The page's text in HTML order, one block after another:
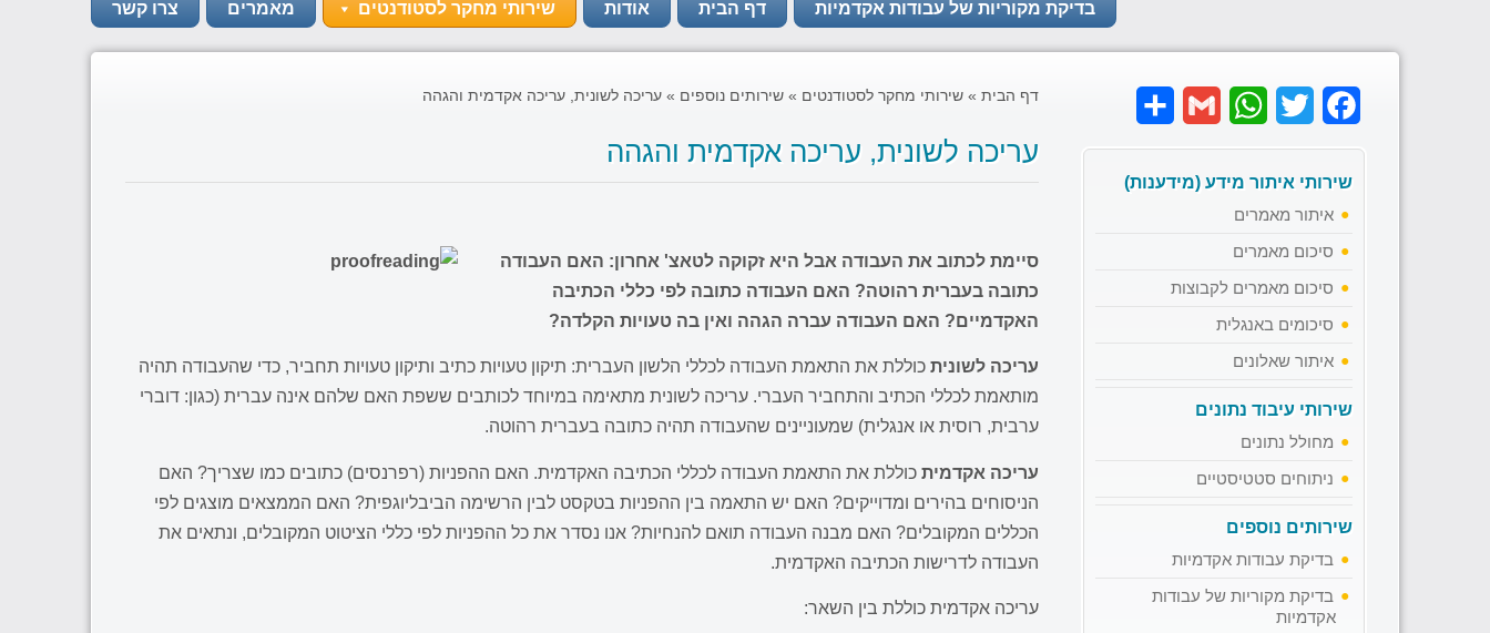
בדיקת מקוריות של עבודות אקדמיות דף הבית אודות שירותי מחקר לסטודנטים מאמרים צרו קשר
Facebook
Twitter
WhatsApp
Gmail
שירותי איתור מידע (מידענות)
איתור מאמרים
סיכום מאמרים
סיכום מאמרים לקבוצות
סיכומים באנגלית
איתור שאלונים
שירותי עיבוד נתונים
מחולל נתונים
ניתוחים סטטיסטיים
שירותים נוספים
בדיקת עבודות אקדמיות
בדיקת מקוריות של עבודות
אקדמיות
דף הבית »שירותי מחקר לסטודנטים »שירותים נוספים »עריכה לשונית, עריכה אקדמית והגהה
עריכה לשונית, עריכה אקדמית והגהה
סיימת לכתוב את העבודה אבל היא זקוקה לטאצ' אחרון: האם העבודה
כתובה בעברית רהוטה? האם העבודה כתובה לפי כללי הכתיבה
האקדמיים? האם העבודה עברה הגהה ואין בה טעויות הקלדה?
עריכה לשונית כוללת את התאמת העבודה לכללי הלשון העברית: תיקון טעויות כתיב ותיקון טעויות תחביר, כדי שהעבודה תהיה
מותאמת לכללי הכתיב והתחביר העברי. עריכה לשונית מתאימה במיוחד לכותבים ששפת האם שלהם אינה עברית (כגון: דוברי
ערבית, רוסית או אנגלית) שמעוניינים שהעבודה תהיה כתובה בעברית רהוטה.
עריכה אקדמית כוללת את התאמת העבודה לכללי הכתיבה האקדמית. האם ההפניות (רפרנסים) כתובים כמו שצריך? האם
הניסוחים בהירים ומדוייקים? האם יש התאמה בין ההפניות בטקסט לבין הרשימה הביבליוגפית? האם הממצאים מוצגים לפי
הכללים המקובלים? האם מבנה העבודה תואם להנחיות? אנו נסדר את כל ההפניות לפי כללי הציטוט המקובלים, ונתאים את
העבודה לדרישות הכתיבה האקדמית.
עריכה אקדמית כוללת בין השאר: